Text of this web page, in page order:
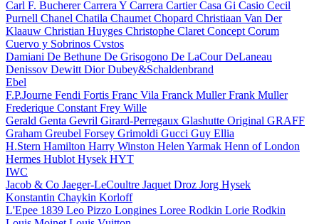
Carl F. BuchererCarrera Y Carrera CartierCasa Gi Casio Cecil
Purnell Chanel Chatila Chaumet Chopard Christiaan Van Der
Klaauw Christian Huyges Christophe Claret Concept Corum
Cuervo y Sobrinos Cvstos
Damiani De Bethune De Grisogono De LaCourDeLaneau
Denissov Dewitt DiorDubey&Schaldenbrand
Ebel
F.P.Journe Fendi Fortis Franc Vila Franck MullerFrank Muller
Frederique Constant Frey Wille
Gerald Genta Gevril Girard-Perregaux Glashutte Original GRAFF
Graham Greubel Forsey Grimoldi Gucci Guy Ellia
H.Stern Hamilton Harry Winston Helen Yarmak Henn of London
Hermes Hublot Hysek HYT
IWC
Jacob & Co Jaeger-LeCoultre Jaquet Droz Jorg Hysek
Konstantin Chaykin Korloff
L'Epee 1839 Leo Pizzo Longines Loree Rodkin Lorie Rodkin